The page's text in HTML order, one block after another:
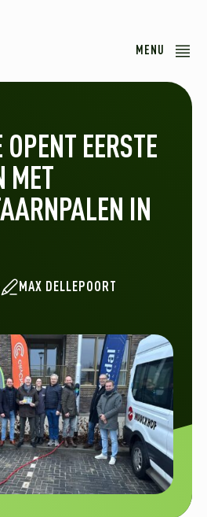
MENU
EERSTE
MET
IN
MAX DELLEPOORT